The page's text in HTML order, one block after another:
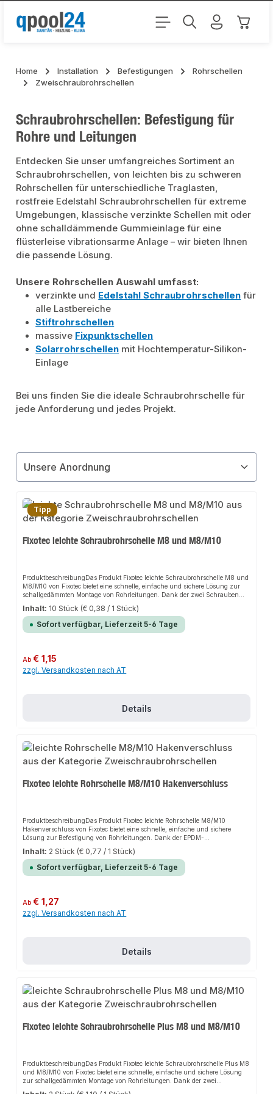
Zum Hauptinhalt springen
Home Installation Befestigungen
Rohrschellen
Zweischraubrohrschellen
Schraubrohrschellen: Befestigung für
Rohre und Leitungen
Entdecken Sie unser umfangreiches Sortiment an
Schraubrohrschellen, von leichten bis zu schweren
Rohrschellen für unterschiedliche Traglasten,
rostfreie Edelstahl Schraubrohrschellen für extreme
Umgebungen, klassische verzinkte Schellen mit oder
ohne schalldämmende Gummieinlage für eine
flüsterleise vibrationsarme Anlage – wir bieten Ihnen
die passende Lösung.
Unsere Rohrschellen Auswahl umfasst:
verzinkte und Edelstahl Schraubrohrschellen für
alle Lastbereiche
Stiftrohrschellen
massive Fixpunktschellen
Solarrohrschellen mit Hochtemperatur-Silikon-
Einlage
Bei uns finden Sie die ideale Schraubrohrschelle für
jede Anforderung und jedes Projekt.
Tipp
Fixotec leichte Schraubrohrschelle M8 und M8/M10
ProduktbeschreibungDas Produkt Fixotec leichte Schraubrohrschelle M8 und
M8/M10 von Fixotec bietet eine schnelle, einfache und sichere Lösung zur
schallgedämmten Montage von Rohrleitungen. Dank der zwei Schrauben
und dem Schnellverschluss sorgt es für perfekten Halt und passt sich
flexibel an verschiedene Installationsbereiche an. Das robuste Design und
die einfache Montage machen dieses Produkt zu einer zuverlässigen Wahl
für jede Installation.EigenschaftenLeichte Schraubrohrschelle mit
AnwendungenAnwendungsbereicheHaus- und
SanitärinstallationHeizungsanlagenAnlagenbauProduktdatenMaterial:
Verzinkter StahlVerbindung: SchnellverschlussSicherheitsmerkmale:
Inhalt: 10 Stück (€ 0,38 / 1 Stück)
Sofort verfügbar, Lieferzeit 5-6 Tage
Regulärer Preis:
Ab€ 1,15
zzgl. Versandkosten nach AT
Details
Fixotec leichte Rohrschelle M8/M10 Hakenverschluss
ProduktbeschreibungDas Produkt Fixotec leichte Rohrschelle M8/M10
Hakenverschluss von Fixotec bietet eine schnelle, einfache und sichere
Lösung zur Befestigung von Rohrleitungen. Dank der EPDM-
Schallschutzeinlage sorgt es für perfekten Halt und passt sich flexibel an
verschiedene Montageorte an. Das robuste Design und die einfache Montage
machen dieses Produkt zu einer zuverlässigen Wahl für jede
Installation.EigenschaftenEPDM-Schallschutzeinlage entsprechend DIN
HaltbarkeitAnwendungsbereicheSanitärbereichHeizungsbereichAllgemeine
Rohrinstallationen an Wand, Decke und BodenProduktdatenMaterial:
Verzinkter StahlGeeignet für: RohrleitungenMarke: FixotecIn unserem
Inhalt: 2 Stück (€ 0,77 / 1 Stück)
Sofort verfügbar, Lieferzeit 5-6 Tage
Regulärer Preis:
Ab€ 1,27
zzgl. Versandkosten nach AT
Details
Fixotec leichte Schraubrohrschelle Plus M8 und M8/M10
ProduktbeschreibungDas Produkt Fixotec leichte Schraubrohrschelle Plus M8
und M8/M10 von Fixotec bietet eine schnelle, einfache und sichere Lösung
zur schallgedämmten Montage von Rohrleitungen. Dank der zwei
Verschlussschrauben und der verzinkten Oberfläche sorgt es für perfekten